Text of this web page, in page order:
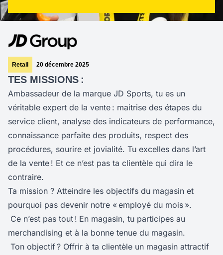
Retail 20 décembre 2025
TES MISSIONS :
Ambassadeur de la marque JD Sports, tu es un
véritable expert de la vente : maitrise des étapes du
service client, analyse des indicateurs de performance,
connaissance parfaite des produits, respect des
procédures, sourire et jovialité. Tu excelles dans l’art
de la vente ! Et ce n’est pas ta clientèle qui dira le
contraire.
Ta mission ? Atteindre les objectifs du magasin et
pourquoi pas devenir notre « employé du mois ».
Ce n’est pas tout ! En magasin, tu participes au
merchandising et à la bonne tenue du magasin.
Ton objectif ? Offrir à ta clientèle un magasin attractif